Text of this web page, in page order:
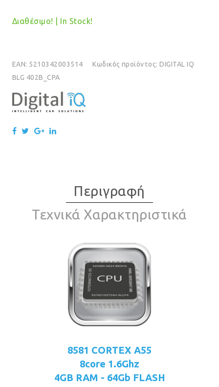
Διαθέσιμο! | In Stock!
EAN: 5210342003514 Κωδικός προϊόντος:DIGITAL IQ
BLG 402B_CPA
Περιγραφή
Τεχνικά Χαρακτηριστικά
8581 CORTEX A55
8core 1.6Ghz
4GB RAM - 64Gb FLASH